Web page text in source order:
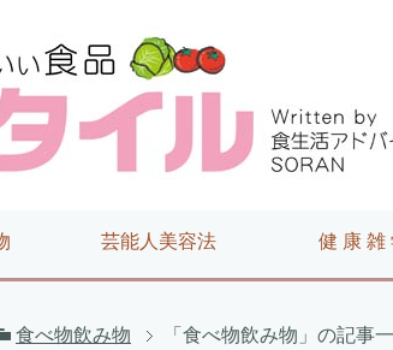
芸能人美容法 健 康 雑
食べ物飲み物 「食べ物飲み物」の記事